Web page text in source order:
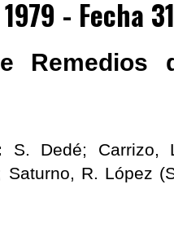
- Fecha 31
S. Dedé; Carrizo,
Saturno, R. López